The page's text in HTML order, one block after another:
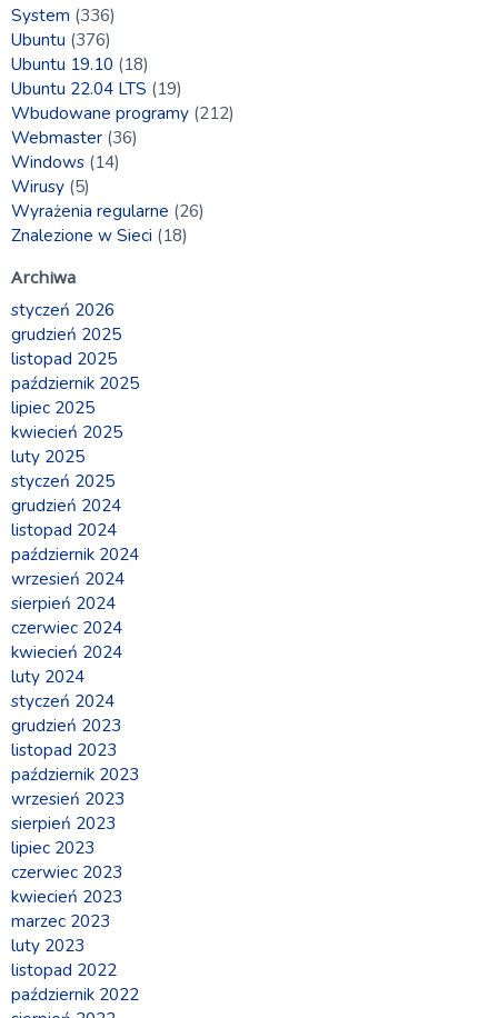
System (336)
Ubuntu (376)
Ubuntu 19.10 (18)
Ubuntu 22.04 LTS (19)
Wbudowane programy (212)
Webmaster (36)
Windows (14)
Wirusy (5)
Wyrażenia regularne (26)
Znalezione w Sieci (18)
Archiwa
styczeń 2026
grudzień 2025
listopad 2025
październik 2025
lipiec 2025
kwiecień 2025
luty 2025
styczeń 2025
grudzień 2024
listopad 2024
październik 2024
wrzesień 2024
sierpień 2024
czerwiec 2024
kwiecień 2024
luty 2024
styczeń 2024
grudzień 2023
listopad 2023
październik 2023
wrzesień 2023
sierpień 2023
lipiec 2023
czerwiec 2023
kwiecień 2023
marzec 2023
luty 2023
listopad 2022
październik 2022